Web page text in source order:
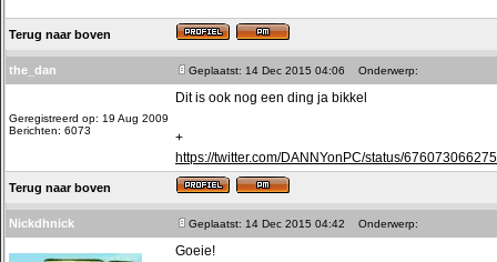
Terug naar boven
the_dan Geplaatst: 14 Dec 2015 04:06 Onderwerp:
Geregistreerd op: 19 Aug 2009
Berichten: 6073
Dit is ook nog een ding ja bikkel
+
https://twitter.com/DANNYonPC/status/
Terug naar boven
Nickdhnick Geplaatst: 14 Dec 2015 04:42 Onderwerp:
Goeie!